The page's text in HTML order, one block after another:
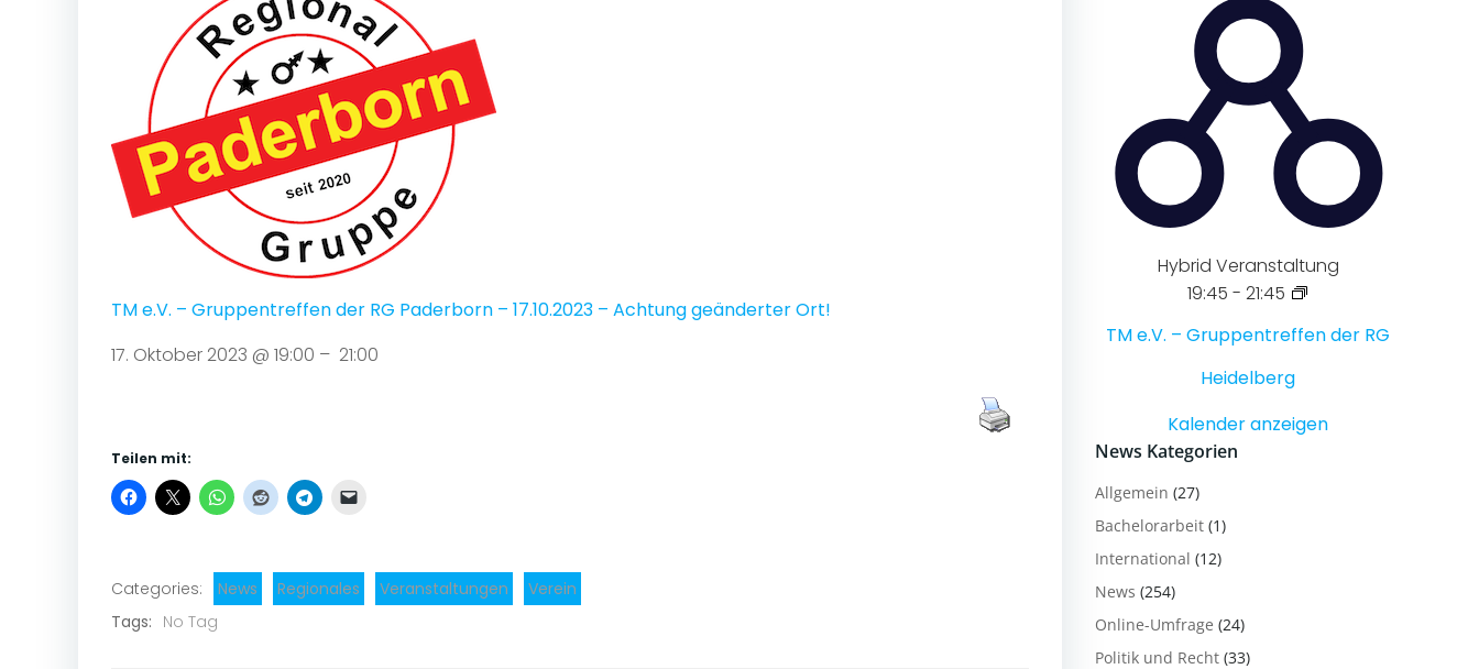
TM e.V. – Gruppentreffen der RG Paderborn – 17.10.2023 – Achtung geänderter Ort!
17. Oktober 2023 @ 19:00 – 21:00
Teilen mit:
Categories: News Regionales Veranstaltungen
Verein
Tags: No Tag
Hybrid Veranstaltung
19:45 - 21:45
TM e.V. – Gruppentreffen der RG
Heidelberg
Kalender anzeigen
News Kategorien
Allgemein (27)
Bachelorarbeit (1)
International (12)
News (254)
Online-Umfrage (24)
Politik und Recht (33)